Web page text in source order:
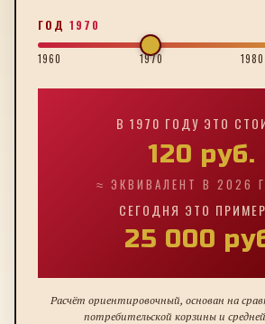
ГОД 1970
1960 1970 1980
В 1970 ГОДУ ЭТО
120 руб.
≈ ЭКВИВАЛЕНТ В 2026
СЕГОДНЯ ЭТО
25 000
Расчёт ориентировочный, основан на
потребительской корзины и